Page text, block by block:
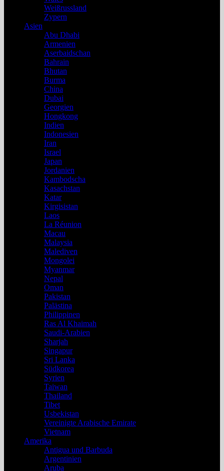
Weißrussland
Zypern
Asien
Abu Dhabi
Armenien
Aserbaidschan
Bahrain
Bhutan
Burma
China
Dubai
Georgien
Hongkong
Indien
Indonesien
Iran
Israel
Japan
Jordanien
Kambodscha
Kasachstan
Katar
Kirgisistan
Laos
La Réunion
Macau
Malaysia
Malediven
Mongolei
Myanmar
Nepal
Oman
Pakistan
Palästina
Philippinen
Ras Al Khaimah
Saudi-Arabien
Sharjah
Singapur
Sri Lanka
Südkorea
Syrien
Taiwan
Thailand
Tibet
Usbekistan
Vereinigte Arabische Emirate
Vietnam
Amerika
Antigua und Barbuda
Argentinien
Aruba